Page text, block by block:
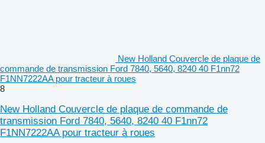
New Holland Couvercle de plaque de
commande de transmission Ford 7840, 5640, 8240 40 F1nn72
F1NN7222AA pour tracteur à roues
8
New Holland Couvercle de plaque de commande de
transmission Ford 7840, 5640, 8240 40 F1nn72
F1NN7222AA pour tracteur à roues